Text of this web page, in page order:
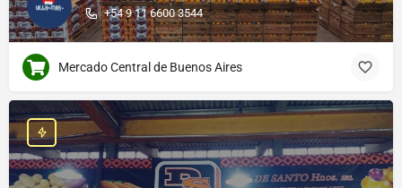
+54 9 11 6600 3544
Mercado Central de Buenos Aires